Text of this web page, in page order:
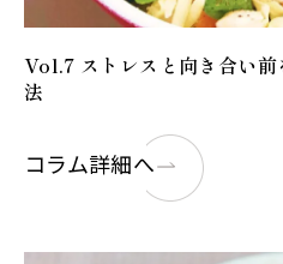
Vol.7 ストレスと向き合い
法
コラム詳細へ